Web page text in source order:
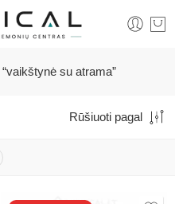
su atrama”
Rūšiuoti pagal